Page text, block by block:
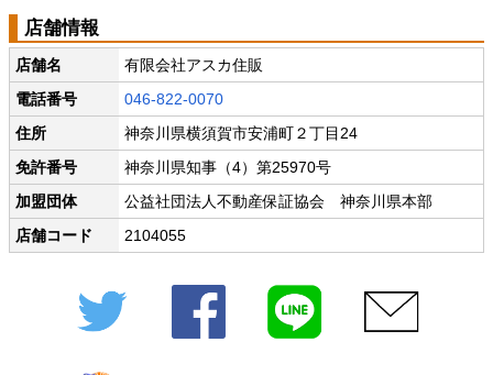
店舗情報
店舗名
有限会社アスカ住販
電話番号
046-822-0070
住所
神奈川県横須賀市安浦町２丁目24
免許番号
神奈川県知事（4）第25970号
加盟団体
公益社団法人不動産保証協会 神奈川県本部
店舗コード
2104055
Twitter Facebook